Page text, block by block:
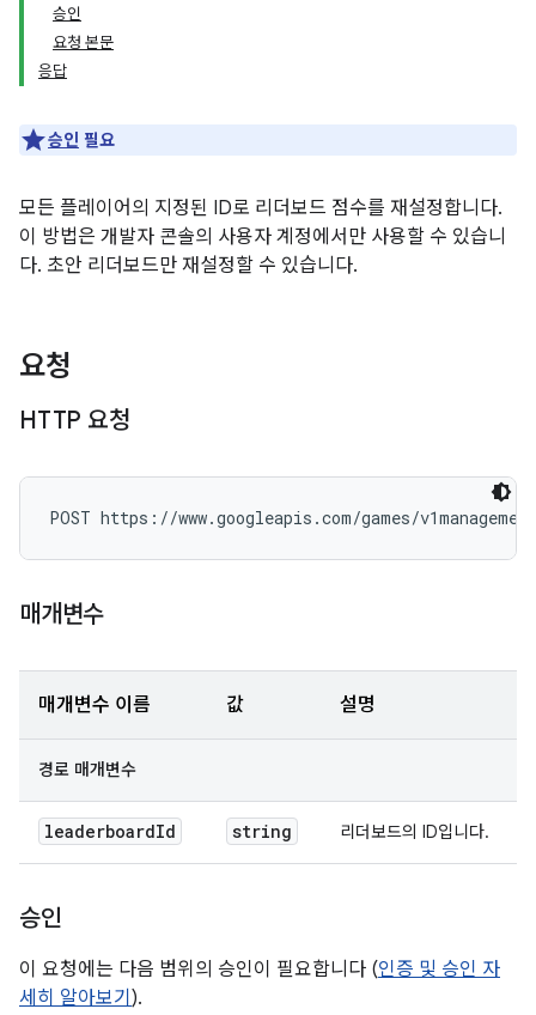
승인
요청 본문
응답
승인 필요
모든 플레이어의 지정된 ID로 리더보드 점수를 재설정합니다.
이 방법은 개발자 콘솔의 사용자 계정에서만 사용할 수 있습니
다. 초안 리더보드만 재설정할 수 있습니다.
요청
HTTP 요청
POST https://www.googleapis.com/games/
매개변수
매개변수 이름 값 설명
경로 매개변수
leaderboardId string 리더보드의 ID입니다.
승인
이 요청에는 다음 범위의 승인이 필요합니다 (인증 및 승인 자
세히 알아보기 ).